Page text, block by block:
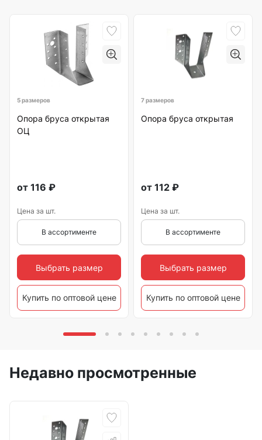
5 размеров
Опора бруса открытая
ОЦ
от 116 ₽
Цена за шт.
В ассортименте
Выбрать размер
Купить по оптовой цене
7 размеров
Опора бруса открытая
от 112 ₽
Цена за шт.
В ассортименте
Выбрать размер
Купить по оптовой цене
Недавно просмотренные